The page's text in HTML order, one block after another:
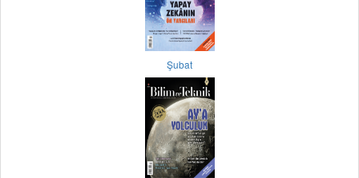
Şubat